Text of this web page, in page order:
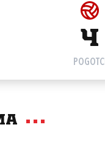
4
POGOTCI